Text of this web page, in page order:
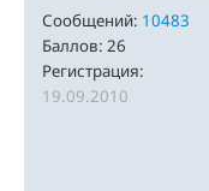
Сообщений: 10483
Баллов: 26
Регистрация:
19.09.2010